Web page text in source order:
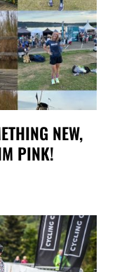
NEW,
PINK!